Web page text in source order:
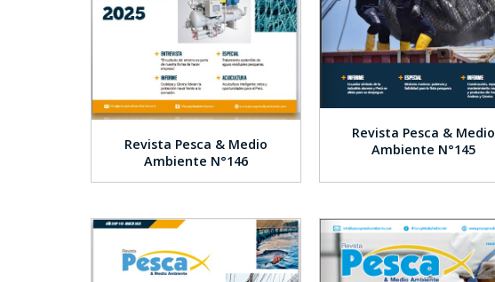
Revista Pesca & Medio
Ambiente N°146
Revista Pesca & Medio
Ambiente N°145